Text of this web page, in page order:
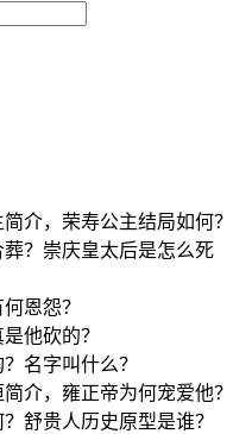
介，荣寿公主结局如何？
？崇庆皇太后是怎么死
恩怨？
他砍的？
名字叫什么？
介，雍正帝为何宠爱他？
舒贵人历史原型是谁？